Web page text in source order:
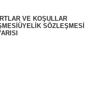
VE KOŞULLAR
ÜYELIK SÖZLEŞMESI